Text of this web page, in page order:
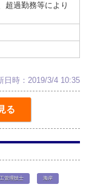
超過勤務等により
日時：2019/3/4 10:35
る
管理技士 海岸